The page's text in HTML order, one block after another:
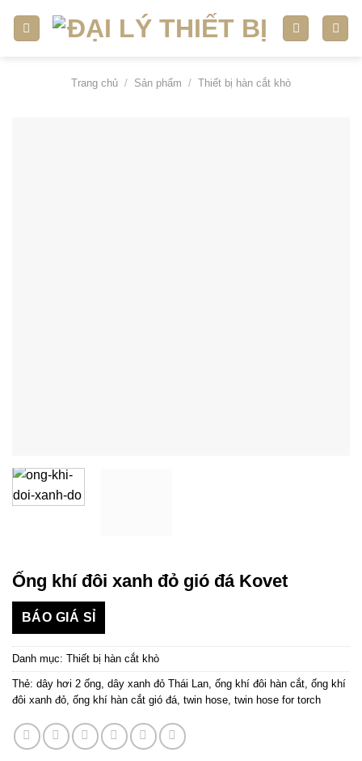
Trang chủ / Sản phẩm / Thiết bị hàn cắt khò
Ống khí đôi xanh đỏ gió đá Kovet
BÁO GIÁ SỈ
Danh mục: Thiết bị hàn cắt khò
Thẻ: dây hơi 2 ống, dây xanh đỏ Thái Lan, ống khí đôi hàn cắt, ống khí
đôi xanh đỏ, ống khí hàn cắt gió đá, twin hose, twin hose for torch